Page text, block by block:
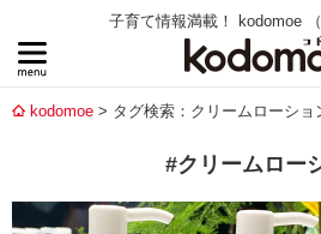
子育て情報満載！ kodomoe
kodomoe タグ検索：クリームローショ
#クリームロー